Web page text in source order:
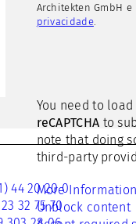
Architekten GmbH
privacidade.
dieses
Feld
nicht
aus.
You need to
reCAPTCHA to
note that doing
third-party
More Information
Unblock content
44 20 20 0
32 75 70